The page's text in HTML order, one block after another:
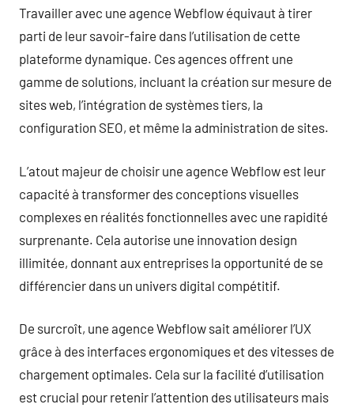
Travailler avec une agence Webflow équivaut à tirer
parti de leur savoir-faire dans l’utilisation de cette
plateforme dynamique. Ces agences offrent une
gamme de solutions, incluant la création sur mesure de
sites web, l’intégration de systèmes tiers, la
configuration SEO, et même la administration de sites.
L’atout majeur de choisir une agence Webflow est leur
capacité à transformer des conceptions visuelles
complexes en réalités fonctionnelles avec une rapidité
surprenante. Cela autorise une innovation design
illimitée, donnant aux entreprises la opportunité de se
différencier dans un univers digital compétitif.
De surcroît, une agence Webflow sait améliorer l’UX
grâce à des interfaces ergonomiques et des vitesses de
chargement optimales. Cela sur la facilité d’utilisation
est crucial pour retenir l’attention des utilisateurs mais